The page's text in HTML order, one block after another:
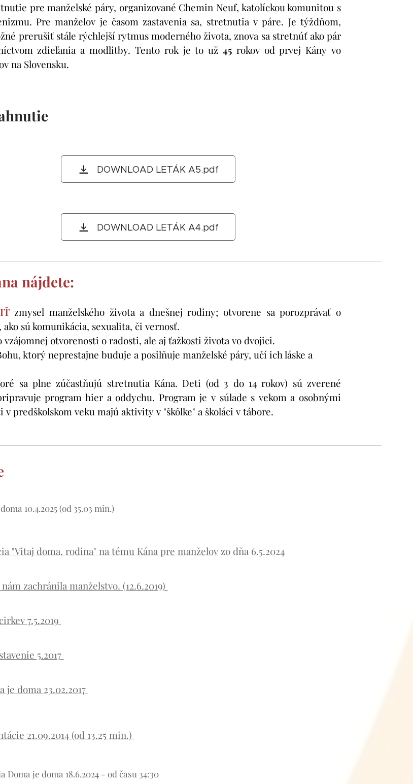
pre manželské páry, organizované Chemin Neuf, katolíckou komunitou s
Pre manželov je časom zastavenia sa, stretnutia v páre. Je týždňom,
prerušiť stále rýchlejší rytmus moderného života, znova sa stretnúť ako pár
zdieľania a modlitby. Tento rok je to už 45rokov od prvej Kány vo
na Slovensku.
DOWNLOAD LETÁK A5.pdf
DOWNLOAD LETÁK A4.pdf
nájdete:
zmysel manželského života a dnešnej rodiny; otvorene sa porozprávať o
ako sú komunikácia, sexualita, či vernosť.
vzájomnej otvorenosti o radosti, ale aj ťažkosti života vo dvojici.
ktorý neprestajne buduje a posilňuje manželské páry, učí ich láske a
sa plne zúčastňujú stretnutia Kána. Deti (od 3 do 14 rokov) sú zverené
program hier a oddychu. Program je v súlade s vekom a osobnými
predškolskom veku majú aktivity v "škôlke" a školáci v tábore.
10.4.2025 (od 35.03 min.)
"Vitaj doma, rodina" na tému Kána pre manželovzo dňa 6.5.2024
nám zachránila manželstvo. (12.6.2019)
7.5.2019
5.2017
je doma 23.02.2017
21.09.2014 (od 13.25 min.)
Doma je doma 18.6.2024 - od času 34:30